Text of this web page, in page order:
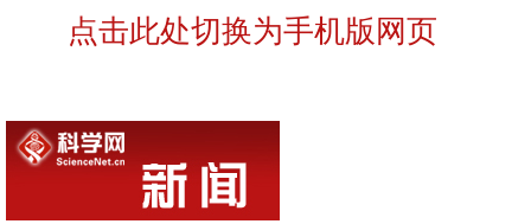
点击此处切换为手机版网页